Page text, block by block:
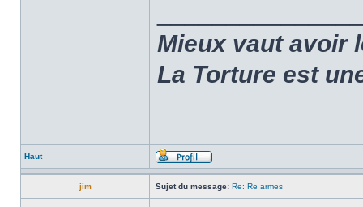
Mieux vaut avoir
La Torture est
Haut
jim Sujet du message: Re: Re armes